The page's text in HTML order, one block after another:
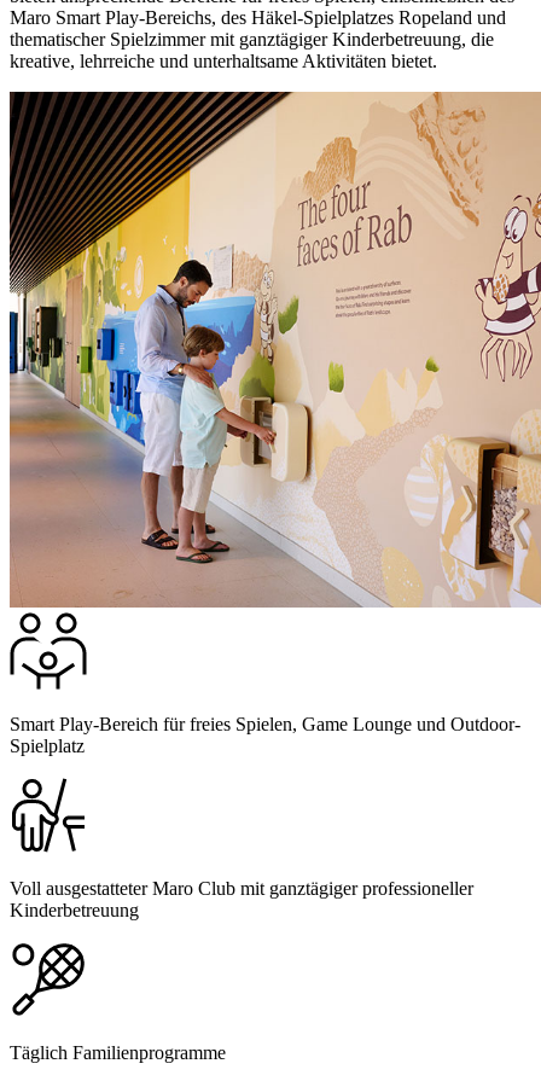
Maro Smart Play-Bereichs, des Häkel-Spielplatzes Ropeland und
thematischer Spielzimmer mit ganztägiger Kinderbetreuung, die
kreative, lehrreiche und unterhaltsame Aktivitäten bietet.
Smart Play-Bereich für freies Spielen, Game Lounge und Outdoor-
Spielplatz
Voll ausgestatteter Maro Club mit ganztägiger professioneller
Kinderbetreuung
Täglich Familienprogramme